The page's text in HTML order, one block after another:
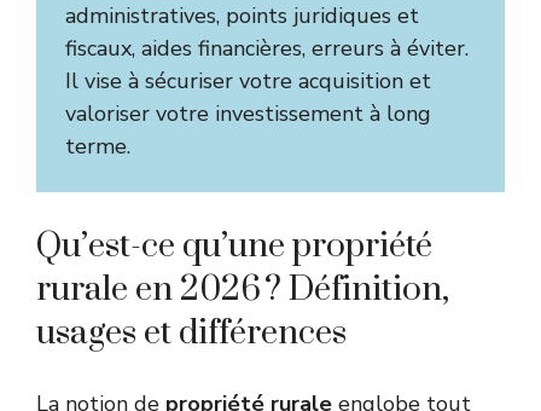
administratives, points juridiques et
fiscaux, aides financières, erreurs à éviter.
Il vise à sécuriser votre acquisition et
valoriser votre investissement à long
terme.
Qu’est-ce qu’une propriété
rurale en 2026 ? Définition,
usages et différences
La notion de propriété rurale englobe tout